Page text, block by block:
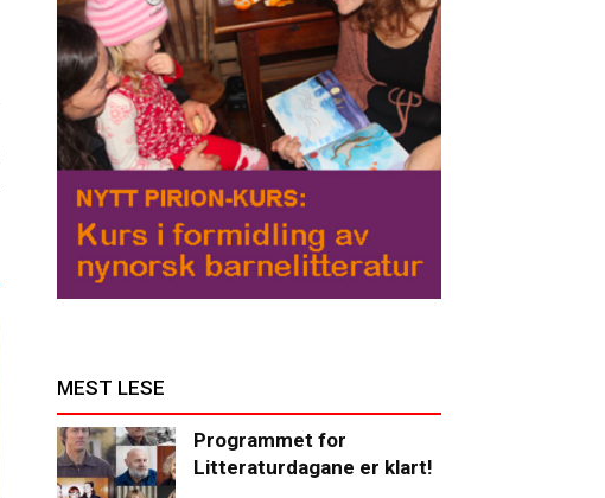
MEST LESE
Programmet for
Litteraturdagane er klart!